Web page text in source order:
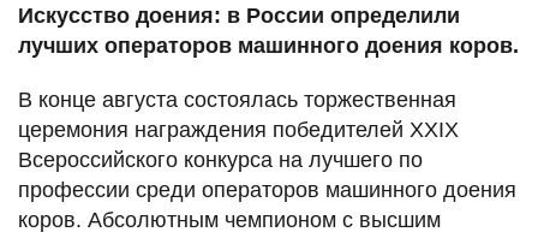
Искусство доения: в России определили
лучших операторов машинного доения коров.
В конце августа состоялась торжественная
церемония награждения победителей XXIX
Всероссийского конкурса на лучшего по
профессии среди операторов машинного доения
коров. Абсолютным чемпионом с высшим